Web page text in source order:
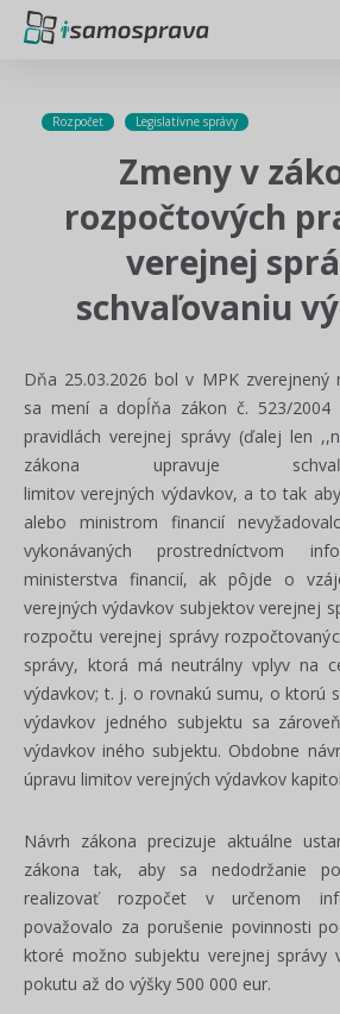
Rozpočet Legislatívne správy
Zmeny v
rozpočtových
verejnej
schvaľovaniu
Dňa 25.03.2026 bol v MPK zverejnený
sa mení a dopĺňa zákon č. 523/2004
pravidlách verejnej správy (ďalej len
zákona upravuje
limitov verejných výdavkov, a to tak
alebo ministrom financií
vykonávaných prostredníctvom
ministerstva financií, ak pôjde o
verejných výdavkov subjektov verejnej
rozpočtu verejnej správy
správy, ktorá má neutrálny vplyv na
výdavkov; t. j. o rovnakú sumu, o ktorú
výdavkov jedného subjektu sa
výdavkov iného subjektu. Obdobne
úpravu limitov verejných výdavkov
Návrh zákona precizuje aktuálne
zákona tak, aby sa nedodržanie
realizovať rozpočet v určenom
považovalo za porušenie povinnosti
ktoré možno subjektu verejnej správy
pokutu až do výšky 500 000 eur.